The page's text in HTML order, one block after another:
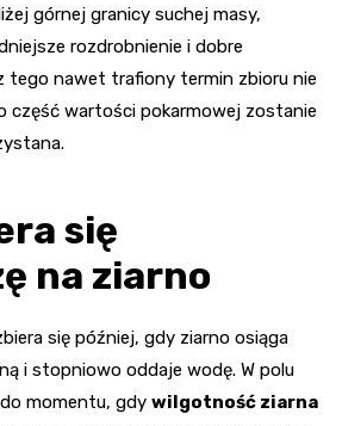
górnej granicy suchej masy,
rozdrobnienie i dobre
tego nawet trafiony termin zbioru nie
część wartości pokarmowej zostanie
się
na ziarno
się później, gdy ziarno osiąga
i stopniowo oddaje wodę. W polu
momentu, gdy wilgotność ziarna